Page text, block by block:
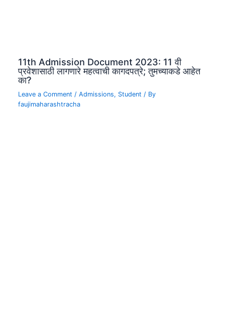
11th Admission Document 2023: 11 वी
प्रवेशासाठी लागणारे महत्वाची कागदपत्रे; तुमच्याकडे आहेत
का?
Leave a Comment /Admissions, Student / By
faujimaharashtracha